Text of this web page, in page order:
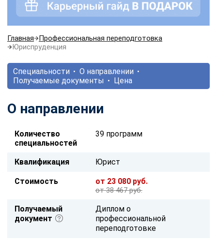
Главная
Профессиональная переподготовка
Юриспруденция
Специальности
О направлении
Получаемые документы
Цена
О направлении
Количество
специальностей
39 программ
Квалификация Юрист
Стоимость от 23 080 руб.
от 38 467 руб.
Получаемый
документ
Диплом о
профессиональной
переподготовке